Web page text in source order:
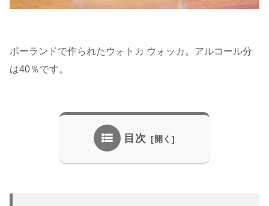
ポーランドで作られたウォトカ ウォッカ。アルコール分
は40％です。
目次